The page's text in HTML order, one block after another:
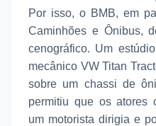
Por isso, o BMB, em
Caminhões e Ônibus,
cenográfico. Um
mecânico VW Titan
sobre um chassi de
permitiu que os atores
um motorista dirigia e